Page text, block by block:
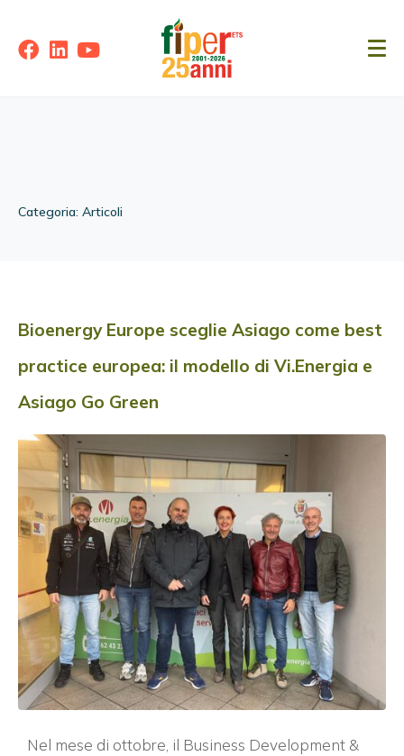
Categoria: Articoli
Bioenergy Europe sceglie Asiago come best
practice europea: il modello di Vi.Energia e
Asiago Go Green
Nel mese di ottobre, il Business Development &